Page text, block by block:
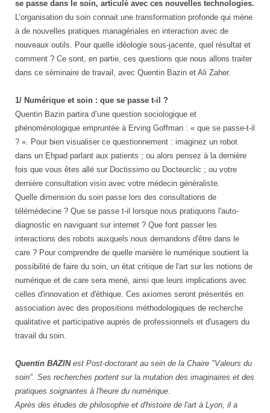
se passe dans le soin, articulé avec ces nouvelles technologies.
L’organisation du soin connait une transformation profonde qui mène
à de nouvelles pratiques managériales en interaction avec de
nouveaux outils. Pour quelle idéologie sous-jacente, quel résultat et
comment ? Ce sont, en partie, ces questions que nous allons traiter
dans ce séminaire de travail, avec Quentin Bazin et Ali Zaher.
1/ Numérique et soin : que se passe t-il ?
Quentin Bazin partira d’une question sociologique et
phénoménologique empruntée à Erving Goffman : « que se passe-t-il
? ». Pour bien visualiser ce questionnement : imaginez un robot
dans un Ehpad parlant aux patients ; ou alors pensez à la dernière
fois que vous êtes allé sur Doctissimo ou Docteurclic ; ou votre
dernière consultation visio avec votre médecin généraliste.
Quelle dimension du soin passe lors des consultations de
télémédecine ? Que se passe t-il lorsque nous pratiquons l'auto-
diagnostic en naviguant sur internet ? Que font passer les
interactions des robots auxquels nous demandons d'être dans le
care ? Pour comprendre de quelle manière le numérique soutient la
possibilité de faire du soin, un état critique de l'art sur les notions de
numérique et de care sera mené, ainsi que leurs implications avec
celles d'innovation et d'éthique. Ces axiomes seront présentés en
association avec des propositions méthodologiques de recherche
qualitative et participative auprès de professionnels et d'usagers du
travail du soin.
Quentin BAZIN est Post-doctorant au sein de la Chaire "Valeurs du
soin". Ses recherches portent sur la mutation des imaginaires et des
pratiques soignantes à l'heure du numérique.
Après des études de philosophie et d'histoire de l'art à Lyon, il a